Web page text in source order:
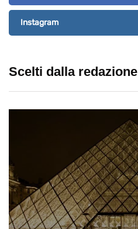
Instagram
Scelti dalla redazione